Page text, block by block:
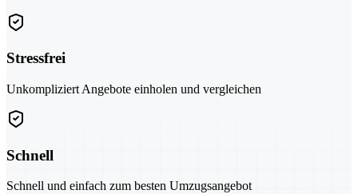
Stressfrei
Unkompliziert Angebote einholen und vergleichen
Schnell
Schnell und einfach zum besten Umzugsangebot